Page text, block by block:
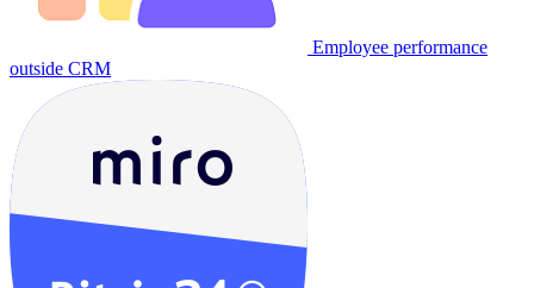
Employee performance
outside CRM